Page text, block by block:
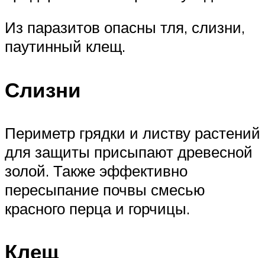
Из паразитов опасны тля, слизни,
паутинный клещ.
Слизни
Периметр грядки и листву растений
для защиты присыпают древесной
золой. Также эффективно
пересыпание почвы смесью
красного перца и горчицы.
Клещ